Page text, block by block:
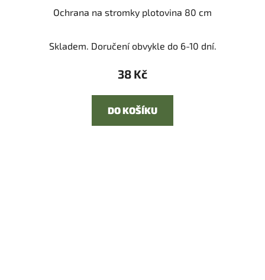
Ochrana na stromky plotovina 80 cm
Skladem. Doručení obvykle do 6-10 dní.
38 Kč
DO KOŠÍKU